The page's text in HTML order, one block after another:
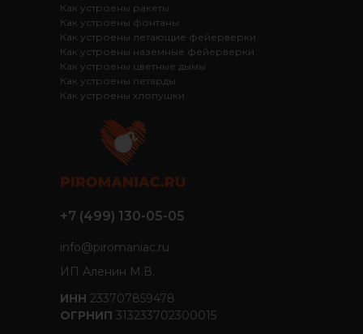
Как устроены ракеты
Как устроены фонтаны
Как устроены летающие фейерверки
Как устроены наземные фейерверки
Как устроены цветные дымы
Как устроены петарды
Как устроены хлопушки
+7 (499) 130-05-05
info@piromaniac.ru
ИП Аленин М.В.
ИНН 233707859478
ОГРНИП 313233702300015